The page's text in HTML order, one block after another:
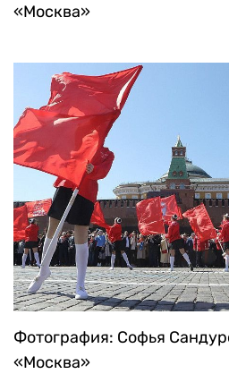
«Москва»
Фотография: Софья
«Москва»